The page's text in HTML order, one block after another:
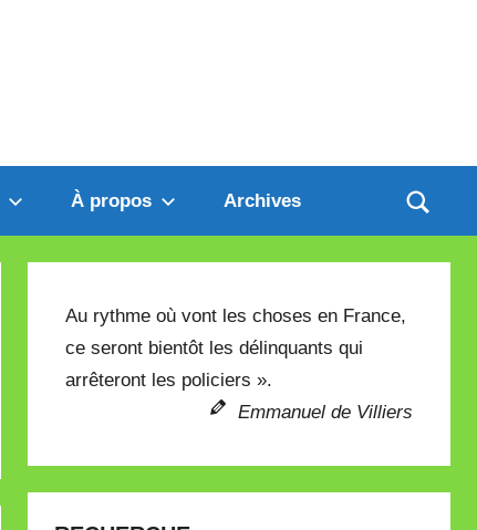
À propos Archives
Au rythme où vont les choses en France,
ce seront bientôt les délinquants qui
arrêteront les policiers ».
Emmanuel de Villiers